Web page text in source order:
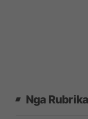
Nga Rubrika